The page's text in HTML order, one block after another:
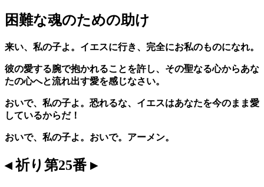
困難な魂のための助け
来い、私の子よ。イエスに行き、完全にお私のものになれ。
彼の愛する腕で抱かれることを許し、その聖なる心からあな
たの心へと流れ出す愛を感じなさい。
おいで、私の子よ。恐れるな、イエスはあなたを今のまま愛
しているからだ！
おいで、私の子よ。おいで。アーメン。
◂ 祈り第25番 ▸